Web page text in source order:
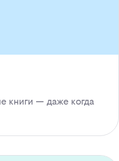
книги — даже когда